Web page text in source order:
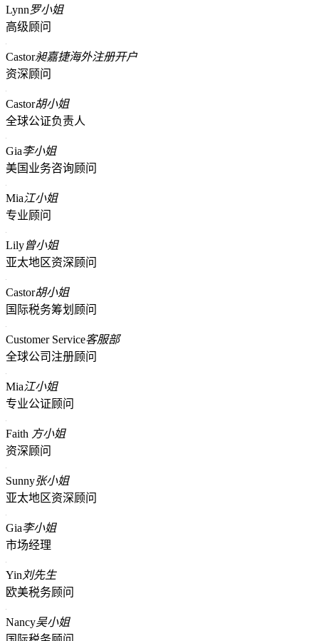
Lynn罗小姐
高级顾问
Castor昶嘉捷海外注册开户
资深顾问
Castor胡小姐
全球公证负责人
Gia李小姐
美国业务咨询顾问
Mia江小姐
专业顾问
Lily曾小姐
亚太地区资深顾问
Castor胡小姐
国际税务筹划顾问
Customer Service客服部
全球公司注册顾问
Mia江小姐
专业公证顾问
Faith 方小姐
资深顾问
Sunny张小姐
亚太地区资深顾问
Gia李小姐
市场经理
Yin 刘先生
欧美税务顾问
Nancy吴小姐